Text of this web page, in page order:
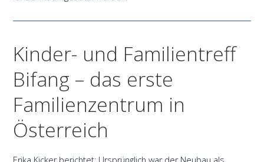
Kinder- und Familientreff
Bifang – das erste
Familienzentrum in
Österreich